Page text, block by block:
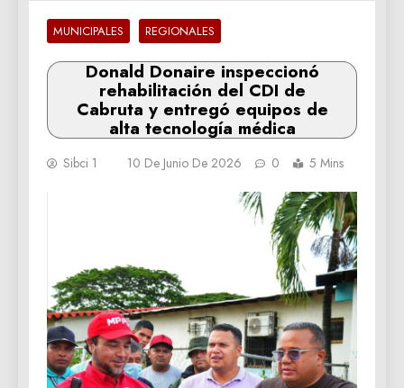
MUNICIPALES REGIONALES
‎Donald Donaire inspeccionó
rehabilitación del CDI de
Cabruta y entregó equipos de
alta tecnología médica
Sibci 1 10 De Junio De 2026 0 5 Mins